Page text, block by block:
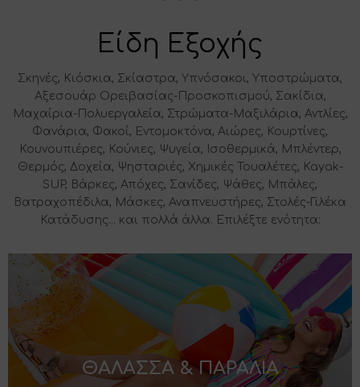
Είδη Εξοχής
Σκηνές, Κιόσκια, Σκίαστρα, Υπνόσακοι, Υποστρώματα,
Αξεσουάρ Ορειβασίας-Προσκοπισμού, Σακίδια,
Μαχαίρια-Πολυεργαλεία, Στρώματα-Μαξιλάρια, Αντλίες,
Φανάρια, Φακοί, Εντομοκτόνα, Αιώρες, Κουρτίνες,
Κουνουπιέρες, Κούνιες, Ψυγεία, Ισοθερμικά, Μπλέντερ,
Θερμός, Δοχεία, Ψησταριές, Χημικές Τουαλέτες, Kayak-
SUP, Βάρκες, Απόχες, Σανίδες, Ψάθες, Μπάλες,
Βατραχοπέδιλα, Μάσκες, Αναπνευστήρες, Στολές-Γιλέκα
Κατάδυσης... και πολλά άλλα. Επιλέξτε ενότητα:
ΘΑΛΑΣΣΑ & ΠΑΡΑΛΙΑ